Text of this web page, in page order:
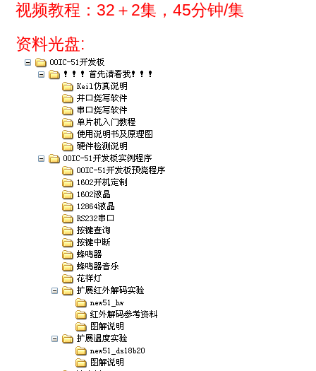
视频教程：32＋2集，45分钟/集
资料光盘: